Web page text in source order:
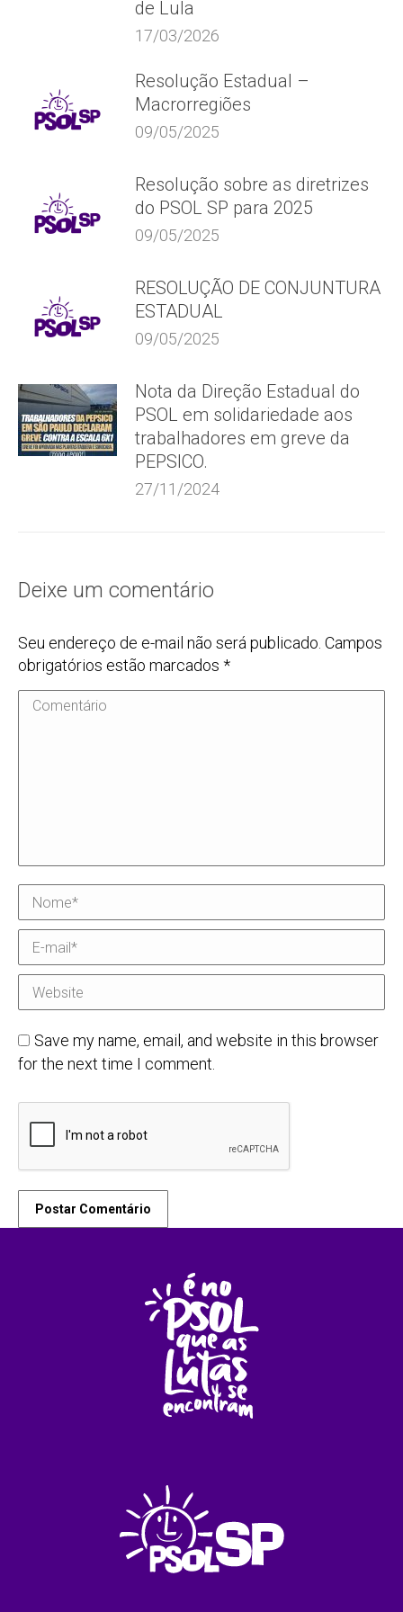
de Lula
17/03/2026
Resolução Estadual –
Macrorregiões
09/05/2025
Resolução sobre as diretrizes
do PSOL SP para 2025
09/05/2025
RESOLUÇÃO DE CONJUNTURA
ESTADUAL
09/05/2025
Nota da Direção Estadual do
PSOL em solidariedade aos
trabalhadores em greve da
PEPSICO.
27/11/2024
Deixe um comentário
Seu endereço de e-mail não será publicado. Campos
obrigatórios estão marcados *
Comentário
Nome *
E-mail *
Website
Save my name, email, and website in this browser
for the next time I comment.
Postar Comentário